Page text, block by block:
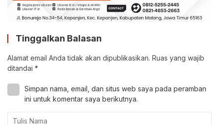
Tinggalkan Balasan
Alamat email Anda tidak akan dipublikasikan. Ruas yang wajib
ditandai *
Simpan nama, email, dan situs web saya pada peramban
ini untuk komentar saya berikutnya.